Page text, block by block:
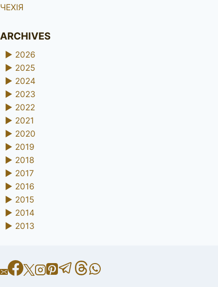
ЧЕХІЯ
ARCHIVES
► 2026
► 2025
► 2024
► 2023
► 2022
► 2021
► 2020
► 2019
► 2018
► 2017
► 2016
► 2015
► 2014
► 2013